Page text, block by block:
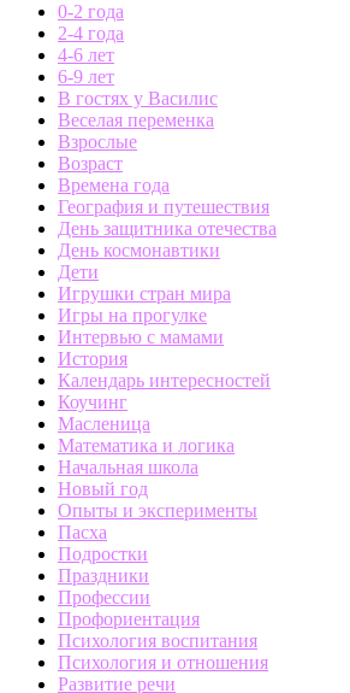
0-2 года
2-4 года
4-6 лет
6-9 лет
В гостях у Василис
Веселая переменка
Взрослые
Возраст
Времена года
География и путешествия
День защитника отечества
День космонавтики
Дети
Игрушки стран мира
Игры на прогулке
Интервью с мамами
История
Календарь интересностей
Коучинг
Масленица
Математика и логика
Начальная школа
Новый год
Опыты и эксперименты
Пасха
Подростки
Праздники
Профессии
Профориентация
Психология воспитания
Психология и отношения
Развитие речи